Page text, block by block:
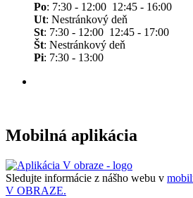
Po: 7:30 - 12:00 12:45 - 16:00
Ut: Nestránkový deň
St: 7:30 - 12:00 12:45 - 17:00
Št: Nestránkový deň
Pi: 7:30 - 13:00
Mobilná aplikácia
Sledujte informácie z nášho webu v
V OBRAZE.